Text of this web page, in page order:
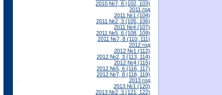
2010 №7, 8 (102, 103)
2011 год
2011 №1 (104)
2011 №2, 3 (105, 106)
2011 №4 (107)
2011 №5, 6 (108, 109)
2011 №7, 8 (110, 111)
2012 год
2012 №1 (112)
2012 №2, 3 (113, 114)
2012 №4 (115)
2012 №5, 6 (116, 117)
2012 №7, 8 (118, 119)
2013 год
2013 №1 (120)
2013 №2, 3 (121, 122)